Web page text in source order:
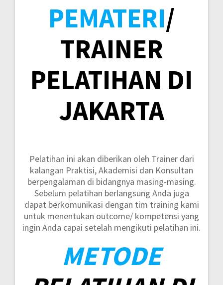
PEMATERI/
TRAINER
PELATIHAN DI
JAKARTA
Pelatihan ini akan diberikan oleh Trainer dari
kalangan Praktisi, Akademisi dan Konsultan
berpengalaman di bidangnya masing-masing.
Sebelum pelatihan berlangsung Anda juga
dapat berkomunikasi dengan tim training kami
untuk menentukan outcome/ kompetensi yang
ingin Anda capai setelah mengikuti pelatihan ini.
METODE